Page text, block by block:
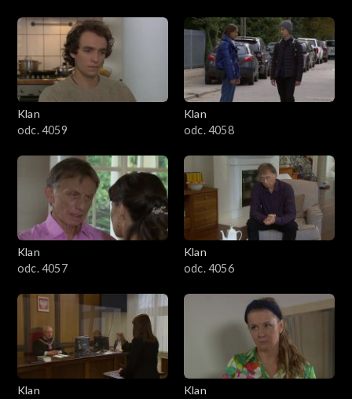
Klan
odc. 4059
Klan
odc. 4058
Klan
odc. 4057
Klan
odc. 4056
Klan
Klan